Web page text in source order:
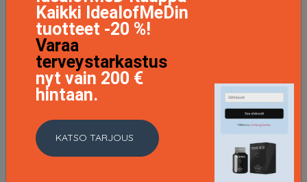
Age-Purify Mask 75 ml
48 EUR
LISÄTIETOJA
Kaikki IdealofMeDin
tuotteet -20 %!
Varaa
terveystarkastus
nyt vain 200 €
hintaan.
KATSO TARJOUS